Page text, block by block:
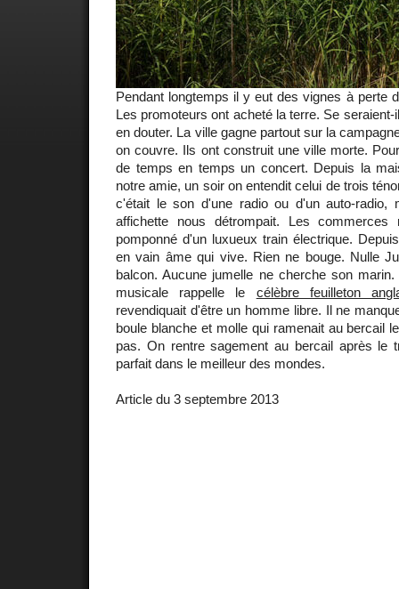
Pendant longtemps il y eut des vignes à perte
Les promoteurs ont acheté la terre. Se
en douter. La ville gagne partout sur la
on couvre. Ils ont construit une ville morte.
de temps en temps un concert. Depuis la
notre amie, un soir on entendit celui de trois
c'était le son d'une radio ou d'un auto-radio,
affichette nous détrompait. Les commerces
pomponné d'un luxueux train électrique.
en vain âme qui vive. Rien ne bouge. Nulle
balcon. Aucune jumelle ne cherche son
musicale rappelle le célèbre feuilleton
revendiquait d'être un homme libre. Il ne
boule blanche et molle qui ramenait au bercail
pas. On rentre sagement au bercail après le
parfait dans le meilleur des mondes.
Article du 3 septembre 2013